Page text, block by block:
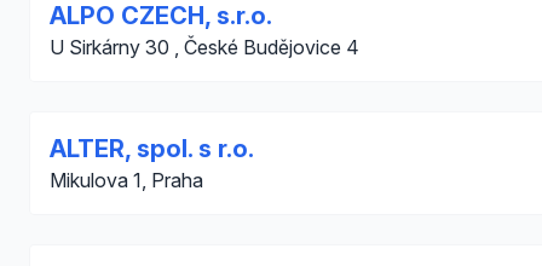
ALPO CZECH, s.r.o.
U Sirkárny 30 , České Budějovice 4
ALTER, spol. s r.o.
Mikulova 1, Praha